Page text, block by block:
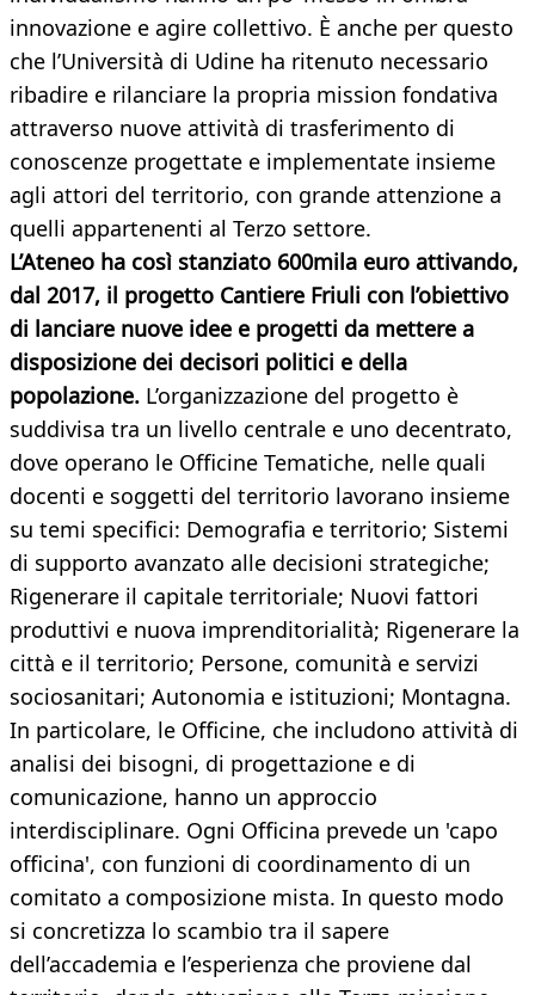
innovazione e agire collettivo. È anche per questo
che l’Università di Udine ha ritenuto necessario
ribadire e rilanciare la propria mission fondativa
attraverso nuove attività di trasferimento di
conoscenze progettate e implementate insieme
agli attori del territorio, con grande attenzione a
quelli appartenenti al Terzo settore.
L’Ateneo ha così stanziato 600mila euro attivando,
dal 2017, il progetto Cantiere Friuli con l’obiettivo
di lanciare nuove idee e progetti da mettere a
disposizione dei decisori politici e della
popolazione. L’organizzazione del progetto è
suddivisa tra un livello centrale e uno decentrato,
dove operano le Officine Tematiche, nelle quali
docenti e soggetti del territorio lavorano insieme
su temi specifici: Demografia e territorio; Sistemi
di supporto avanzato alle decisioni strategiche;
Rigenerare il capitale territoriale; Nuovi fattori
produttivi e nuova imprenditorialità; Rigenerare la
città e il territorio; Persone, comunità e servizi
sociosanitari; Autonomia e istituzioni; Montagna.
In particolare, le Officine, che includono attività di
analisi dei bisogni, di progettazione e di
comunicazione, hanno un approccio
interdisciplinare. Ogni Officina prevede un 'capo
officina', con funzioni di coordinamento di un
comitato a composizione mista. In questo modo
si concretizza lo scambio tra il sapere
dell’accademia e l’esperienza che proviene dal